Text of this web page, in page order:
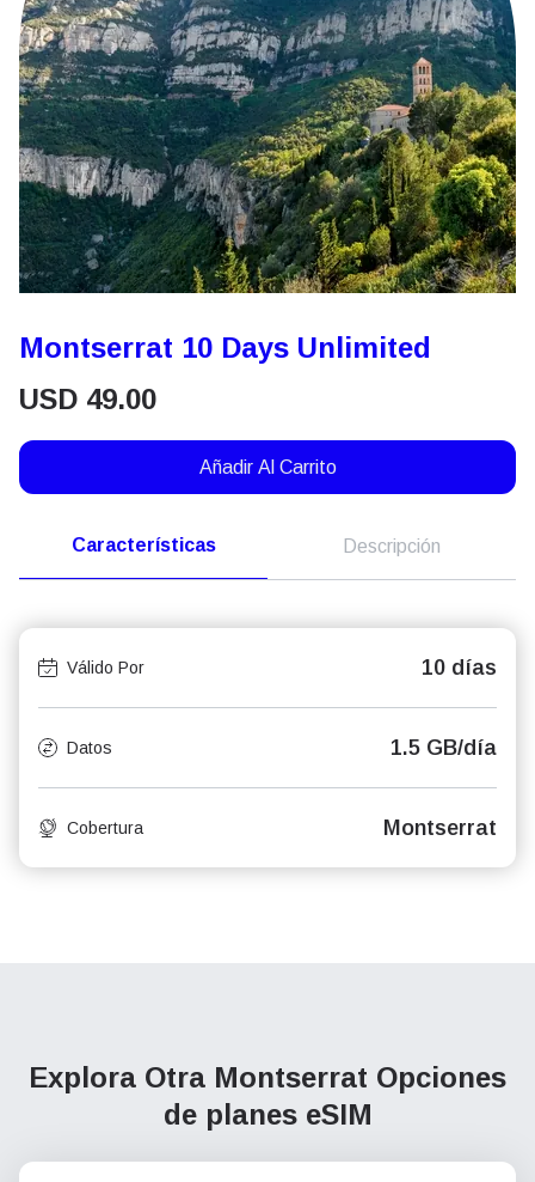
Montserrat 10 Days Unlimited
USD 49.00
Añadir Al Carrito
Características Descripción
Válido Por 10 días
Datos 1.5 GB/día
Cobertura Montserrat
Explora Otra Montserrat Opciones
de planes eSIM